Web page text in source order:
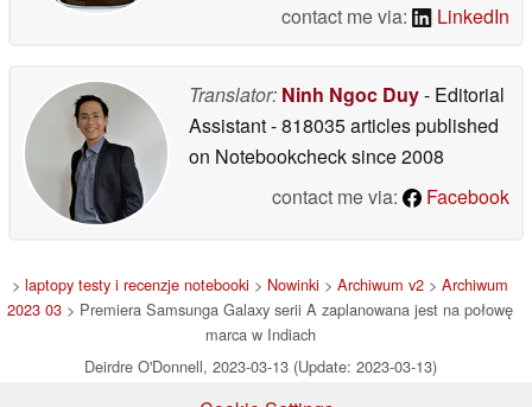
contact me via:
LinkedIn
Translator: Ninh Ngoc Duy- Editorial
Assistant- 818035 articles published
on Notebookchecksince 2008
contact me via:
Facebook
> laptopy testy i recenzje notebooki > Nowinki > Archiwum v2 > Archiwum
2023 03 > Premiera Samsunga Galaxy serii A zaplanowana jest na połowę
marca w Indiach
Deirdre O'Donnell, 2023-03-13 (Update: 2023-03-13)